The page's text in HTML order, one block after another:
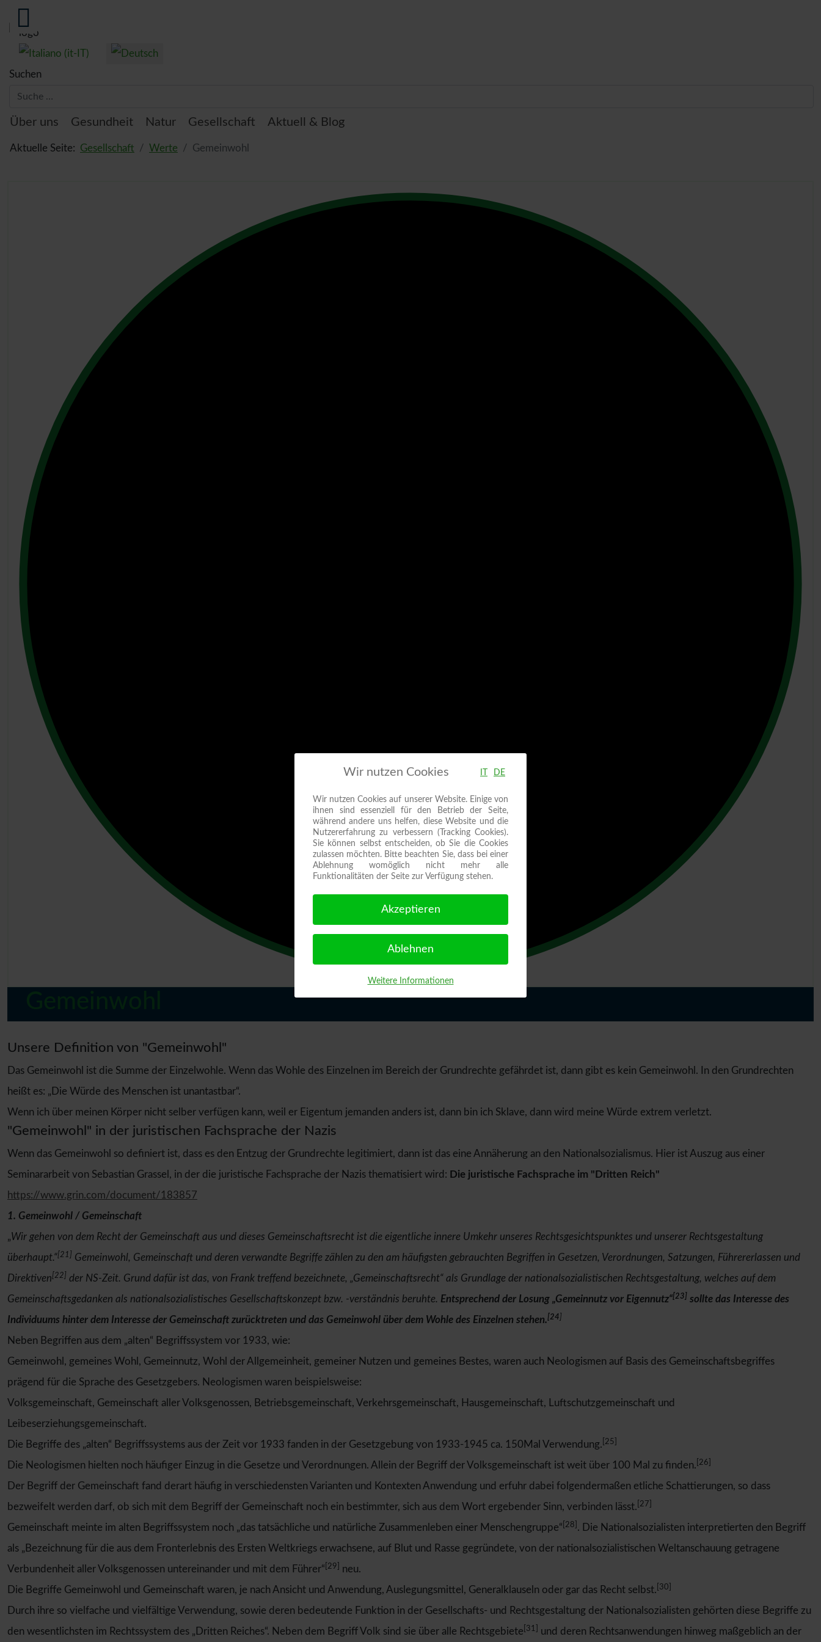
Sprache auswählen
Suchen
Über uns Gesundheit Natur Gesellschaft Aktuell & Blog
Aktuelle Seite: Gesellschaft Werte Gemeinwohl
Unsere Definition von "Gemeinwohl"
Das Gemeinwohl ist die Summe der Einzelwohle. Wenn das Wohle des Einzelnen im Bereich der Grundrechte gefährdet ist, dann gibt es kein Gemeinwohl. In den Grundrechten
heißt es: „Die Würde des Menschen ist unantastbar“.
Wenn ich über meinen Körper nicht selber verfügen kann, weil er Eigentum jemanden anders ist, dann bin ich Sklave, dann wird meine Würde extrem verletzt.
"Gemeinwohl" in der juristischen Fachsprache der Nazis
Wenn das Gemeinwohl so definiert ist, dass es den Entzug der Grundrechte legitimiert, dann ist das eine Annäherung an den Nationalsozialismus. Hier ist Auszug aus einer
Seminararbeit von Sebastian Grassel, in der die juristische Fachsprache der Nazis thematisiert wird: Die juristische Fachsprache im "Dritten Reich"
https://www.grin.com/document/183857
1. Gemeinwohl / Gemeinschaft
„Wir gehen von dem Recht der Gemeinschaft aus und dieses Gemeinschaftsrecht ist die eigentliche innere Umkehr unseres Rechtsgesichtspunktes und unserer Rechtsgestaltung
überhaupt.“[21] Gemeinwohl, Gemeinschaft und deren verwandte Begriffe zählen zu den am häufigsten gebrauchten Begriffen in Gesetzen, Verordnungen, Satzungen, Führererlassen und
Direktiven[22] der NS-Zeit. Grund dafür ist das, von Frank treffend bezeichnete, „Gemeinschaftsrecht“ als Grundlage der nationalsozialistischen Rechtsgestaltung, welches auf dem
Gemeinschaftsgedanken als nationalsozialistisches Gesellschaftskonzept bzw. -verständnis beruhte. Entsprechend der Losung „Gemeinnutz vor Eigennutz“[23] sollte das Interesse des
Individuums hinter dem Interesse der Gemeinschaft zurücktreten und das Gemeinwohl über dem Wohle des Einzelnen stehen.[24]
Neben Begriffen aus dem „alten“ Begriffssystem vor 1933, wie:
Gemeinwohl, gemeines Wohl, Gemeinnutz, Wohl der Allgemeinheit, gemeiner Nutzen und gemeines Bestes, waren auch Neologismen auf Basis des Gemeinschaftsbegriffes
prägend für die Sprache des Gesetzgebers. Neologismen waren beispielsweise:
Volksgemeinschaft, Gemeinschaft aller Volksgenossen, Betriebsgemeinschaft, Verkehrsgemeinschaft, Hausgemeinschaft, Luftschutzgemeinschaft und
Leibeserziehungsgemeinschaft.
Die Begriffe des „alten“ Begriffssystems aus der Zeit vor 1933 fanden in der Gesetzgebung von 1933-1945 ca. 150Mal Verwendung. [25]
Die Neologismen hielten noch häufiger Einzug in die Gesetze und Verordnungen. Allein der Begriff der Volksgemeinschaft ist weit über 100 Mal zu finden. [26]
Der Begriff der Gemeinschaft fand derart häufig in verschiedensten Varianten und Kontexten Anwendung und erfuhr dabei folgendermaßen etliche Schattierungen, so dass
bezweifelt werden darf, ob sich mit dem Begriff der Gemeinschaft noch ein bestimmter, sich aus dem Wort ergebender Sinn, verbinden lässt. [27]
Gemeinschaft meinte im alten Begriffssystem noch „das tatsächliche und natürliche Zusammenleben einer Menschengruppe“ [28] . Die Nationalsozialisten interpretierten den Begriff
als „Bezeichnung für die aus dem Fronterlebnis des Ersten Weltkriegs erwachsene, auf Blut und Rasse gegründete, von der nationalsozialistischen Weltanschauung getragene
Verbundenheit aller Volksgenossen untereinander und mit dem Führer“ [29]
neu.
Die Begriffe Gemeinwohl und Gemeinschaft waren, je nach Ansicht und Anwendung, Auslegungsmittel, Generalklauseln oder gar das Recht selbst. [30]
Durch ihre so vielfache und vielfältige Verwendung, sowie deren bedeutende Funktion in der Gesellschafts- und Rechtsgestaltung der Nationalsozialisten gehörten diese Begriffe zu
den wesentlichsten im Rechtssystem des „Dritten Reiches“. Neben dem Begriff Volk sind sie über alle Rechtsgebiete [31] und deren Rechtsanwendungen hinweg maßgeblich an der
Wir nutzen Cookies DE
Wir nutzen Cookies auf unserer Website. Einige von
ihnen sind essenziell für den Betrieb der Seite,
während andere uns helfen, diese Website und die
Nutzererfahrung zu verbessern (Tracking Cookies).
Sie können selbst entscheiden, ob Sie die Cookies
zulassen möchten. Bitte beachten Sie, dass bei einer
Ablehnung womöglich nicht mehr alle
Funktionalitäten der Seite zur Verfügung stehen.
Akzeptieren
Ablehnen
Weitere Informationen